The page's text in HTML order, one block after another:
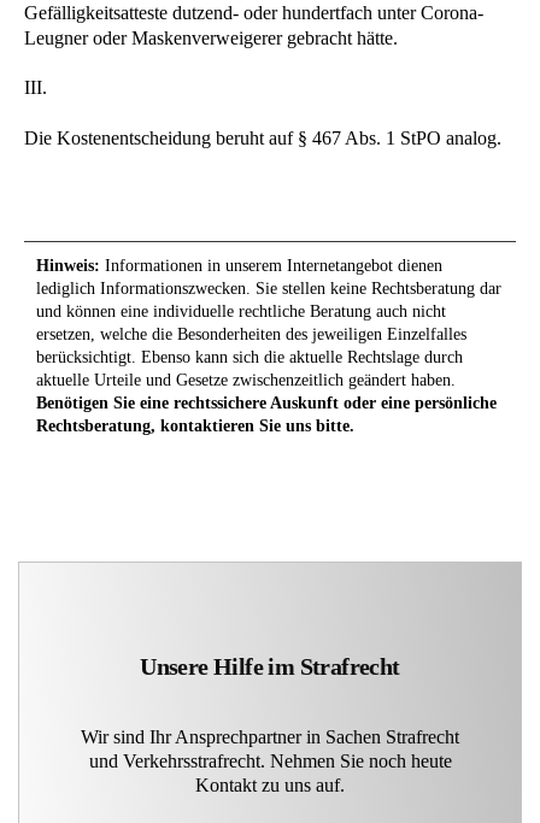
Gefälligkeitsatteste dutzend- oder hundertfach unter Corona-
Leugner oder Maskenverweigerer gebracht hätte.
III.
Die Kostenentscheidung beruht auf § 467 Abs. 1 StPO analog.
Hinweis: Informationen in unserem Internetangebot dienen
lediglich Informationszwecken. Sie stellen keine Rechtsberatung dar
und können eine individuelle rechtliche Beratung auch nicht
ersetzen, welche die Besonderheiten des jeweiligen Einzelfalles
berücksichtigt. Ebenso kann sich die aktuelle Rechtslage durch
aktuelle Urteile und Gesetze zwischenzeitlich geändert haben.
Benötigen Sie eine rechtssichere Auskunft oder eine persönliche
Rechtsberatung, kontaktieren Sie uns bitte.
Unsere Hilfe im Strafrecht
Wir sind Ihr Ansprechpartner in Sachen Strafrecht
und Verkehrsstrafrecht. Nehmen Sie noch heute
Kontakt zu uns auf.